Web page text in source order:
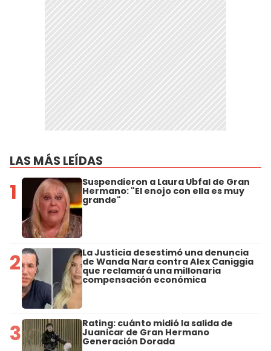
LAS MÁS LEÍDAS
1 Suspendieron a Laura Ubfal de Gran
Hermano: "El enojo con ella es muy
grande"
2 La Justicia desestimó una denuncia
de Wanda Nara contra Alex Caniggia
que reclamará una millonaria
compensación económica
3 Rating: cuánto midió la salida de
Juanicar de Gran Hermano
Generación Dorada